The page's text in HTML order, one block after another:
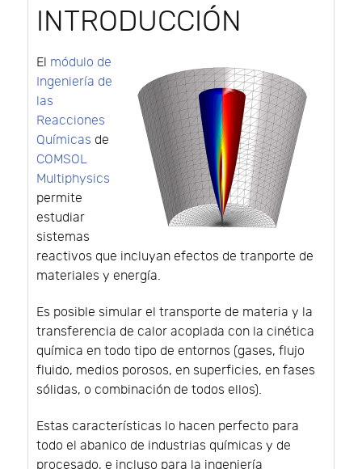
INTRODUCCIÓN
El módulo de
Ingeniería de
las
Reacciones
Químicas de
COMSOL
Multiphysics
permite
estudiar
sistemas
reactivos que incluyan efectos de tranporte de
materiales y energía.
Es posible simular el transporte de materia y la
transferencia de calor acoplada con la cinética
química en todo tipo de entornos (gases, flujo
fluido, medios porosos, en superficies, en fases
sólidas, o combinación de todos ellos).
Estas características lo hacen perfecto para
todo el abanico de industrias químicas y de
procesado, e incluso para la ingeniería